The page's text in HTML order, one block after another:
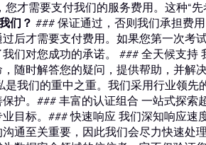
才需要支付我们的服务费用。这种“
们？ ### 保证通过，否则我们承担费
后才需要支付费用。如果您第一次考
们对您成功的承诺。 ### 全天候支持
随时解答您的疑问，提供帮助，并解
是我们的重中之重。我们采用行业领
护。### 丰富的认证组合 一站式探
目标。### 快速响应 我们深知响应速
通至关重要，因此我们会尽力快速处